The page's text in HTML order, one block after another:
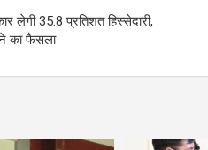
g
er
n
लेगी 35.8 प्रतिशत हिस्सेदारी,
का फैसला